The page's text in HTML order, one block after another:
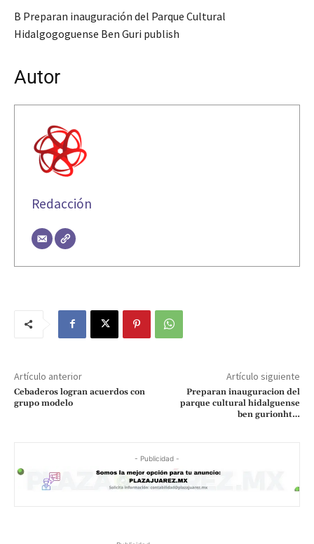
B Preparan inauguración del Parque Cultural
Hidalgogoguense Ben Guri publish
Autor
Redacción
Artículo anterior
Cebaderos logran acuerdos con
grupo modelo
Artículo siguiente
Preparan inauguracion del
parque cultural hidalguense
ben gurionht…
- Publicidad -